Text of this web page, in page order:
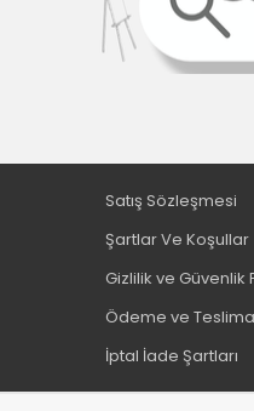
Pritt (45)
Rotring
Smarta
St.
Stabılo (15)
Talens
Satış Sözleşmesi
Şartlar Ve Koşullar
Gizlilik ve Güvenlik
Ödeme ve
İptal İade Şartları